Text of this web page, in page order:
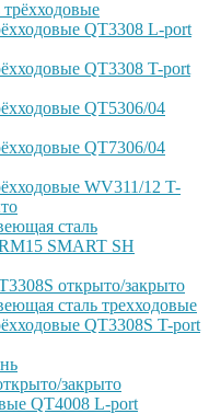
QT3308 L-port
QT3308 T-port
QT5306/04
QT7306/04
WV311/12 T-
сталь
SMART SH
открыто/закрыто
сталь трехходовые
QT3308S T-port
закрыто
QT4008 L-port